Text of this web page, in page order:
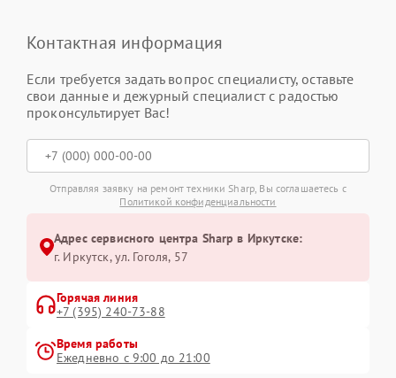
Контактная информация
Если требуется задать вопрос специалисту, оставьте
свои данные и дежурный специалист с радостью
проконсультирует Вас!
Отправляя заявку на ремонт техники Sharp, Вы соглашаетесь с
Политикой конфиденциальности
Адрес сервисного центра Sharp в Иркутске:
г. Иркутск, ул. ​Гоголя, 57
Горячая линия
+7 (395) 240-73-88
Время работы
Ежедневно с 9:00 до 21:00